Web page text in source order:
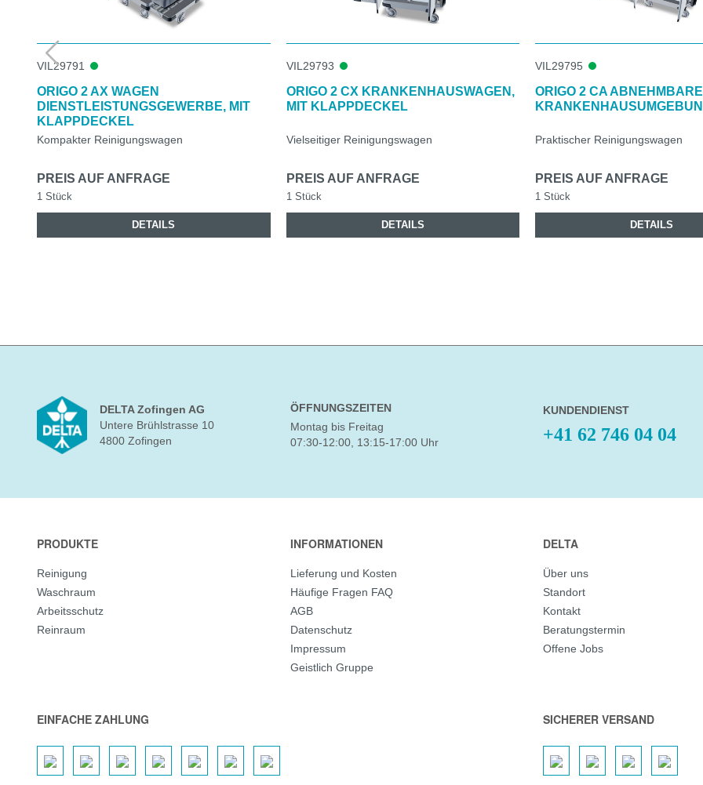
VIL29791
ORIGO 2 AX WAGEN
DIENSTLEISTUNGSGEWERBE, MIT
KLAPPDECKEL
Kompakter Reinigungswagen
PREIS AUF ANFRAGE
1 Stück
DETAILS
VIL29793
ORIGO 2 CX KRANKENHAUSWAGEN,
MIT KLAPPDECKEL
Vielseitiger Reinigungswagen
PREIS AUF ANFRAGE
1 Stück
DETAILS
VIL29795
ORIGO 2 CA
Praktischer Reinigungswagen
PREIS AUF ANFRAGE
1 Stück
DETAILS
DELTA Zofingen AG
Untere Brühlstrasse 10
4800 Zofingen
ÖFFNUNGSZEITEN
Montag bis Freitag
07:30-12:00, 13:15-17:00 Uhr
KUNDENDIENST
+41 62 746 04 04
PRODUKTE
Reinigung
Waschraum
Arbeitsschutz
Reinraum
INFORMATIONEN
Lieferung und Kosten
Häufige Fragen FAQ
AGB
Datenschutz
Impressum
Geistlich Gruppe
DELTA
Über uns
Standort
Kontakt
Beratungstermin
Offene Jobs
EINFACHE ZAHLUNG SICHERER VERSAND